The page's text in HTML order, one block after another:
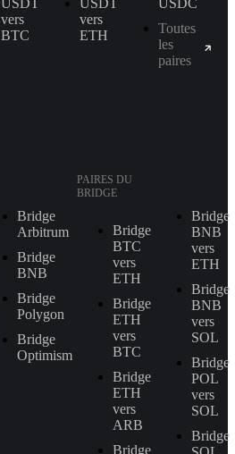
USDT
vers
BTC
USDT
vers
ETH
USDC
Toutes
les
paires
Bridge
Arbitrum
Bridge
BNB
Bridge
Polygon
Bridge
Optimism
PAIRES DU
BRIDGE
Bridge
BTC
vers
ETH
Bridge
ETH
vers
BTC
Bridge
ETH
vers
ARB
Bridge
Bridge
BNB
vers
ETH
Bridge
BNB
vers
SOL
Bridge
POL
vers
SOL
Bridge